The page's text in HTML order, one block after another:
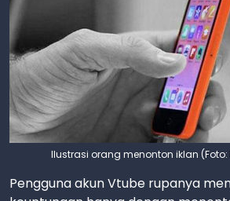
Ilustrasi orang menonton iklan
Pengguna akun Vtube rupanya